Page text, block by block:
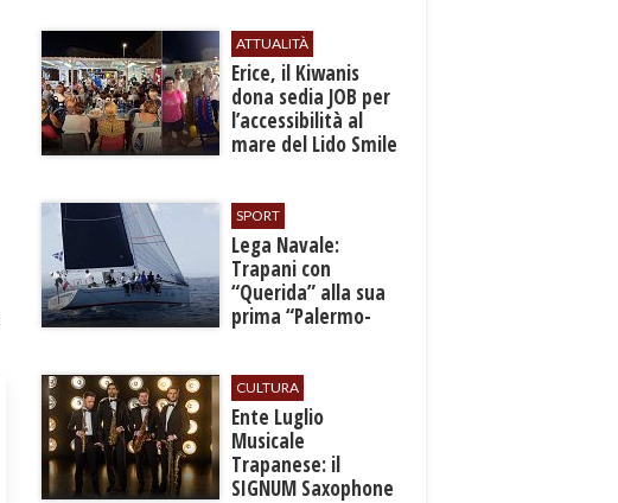
ATTUALITÀ
​Erice, il Kiwanis
dona sedia JOB per
l’accessibilità al
mare del Lido Smile
SPORT
​Lega Navale:
Trapani con
“Querida” alla sua
prima “Palermo-
CULTURA
Ente Luglio
Musicale
Trapanese: il
SIGNUM Saxophone